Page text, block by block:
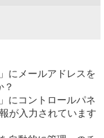
にメールアドレスを
？
にコントロールパネ
が入力されています